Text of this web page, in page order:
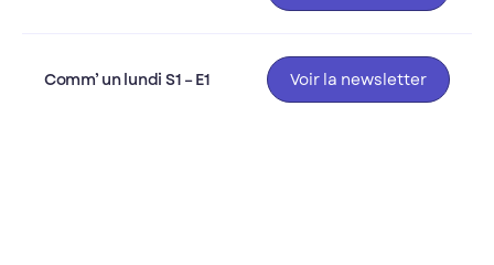
Comm’ un lundi S1 – E1 Voir la newsletter